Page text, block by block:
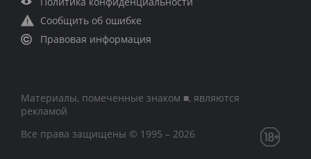
Сообщить об ошибке
Правовая информация
Материалы, помеченные знаком ■, являются
рекламой
Все права защищены © 1995 – 2026